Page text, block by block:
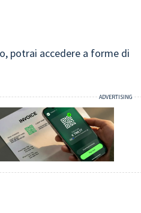
potrai accedere a forme di